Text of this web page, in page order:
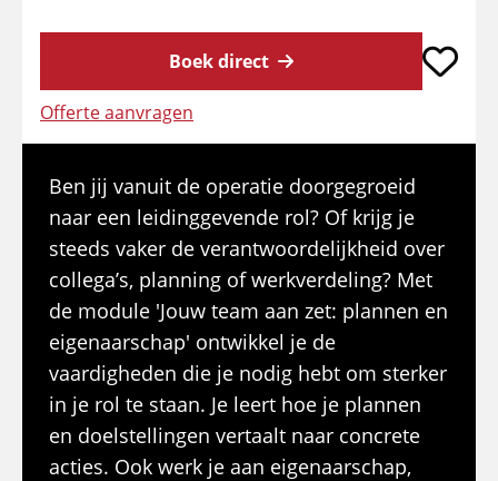
Boek direct
Offerte aanvragen
Ben jij vanuit de operatie doorgegroeid
naar een leidinggevende rol? Of krijg je
steeds vaker de verantwoordelijkheid over
collega’s, planning of werkverdeling? Met
de module 'Jouw team aan zet: plannen en
eigenaarschap' ontwikkel je de
vaardigheden die je nodig hebt om sterker
in je rol te staan. Je leert hoe je plannen
en doelstellingen vertaalt naar concrete
acties. Ook werk je aan eigenaarschap,